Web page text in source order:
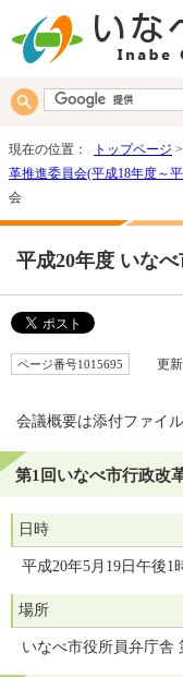
現在の位置： トップページ >
革推進委員会(平成18年度～
会
平成20年度 いな
ページ番号1015695 更新
会議概要は添付ファイ
第1回いなべ市行政改
日時
平成20年5月19日午後1
場所
いなべ市役所員弁庁舎